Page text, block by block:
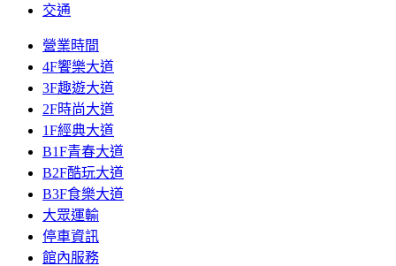
交通
營業時間
4F饗樂大道
3F趣遊大道
2F時尚大道
1F經典大道
B1F青春大道
B2F酷玩大道
B3F食樂大道
大眾運輸
停車資訊
館內服務